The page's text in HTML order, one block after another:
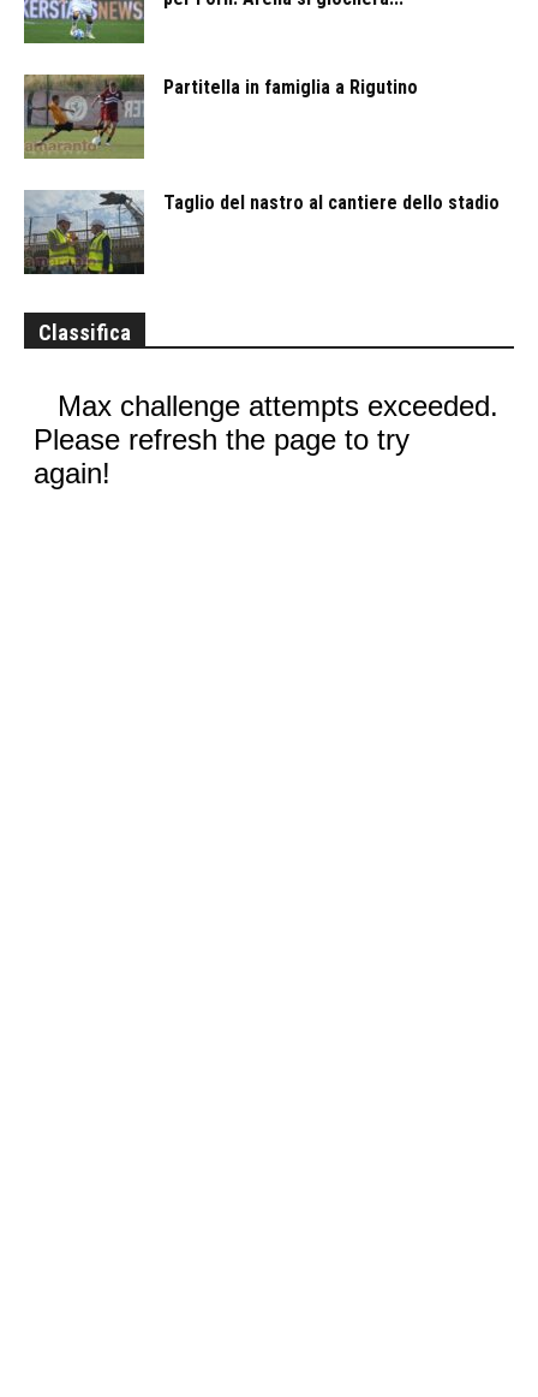
Partitella in famiglia a Rigutino
Taglio del nastro al cantiere dello stadio
Classifica